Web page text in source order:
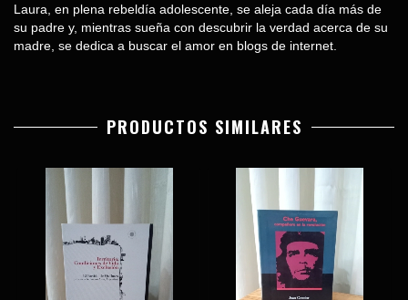
Laura, en plena rebeldía adolescente, se aleja cada día más de
su padre y, mientras sueña con descubrir la verdad acerca de su
madre, se dedica a buscar el amor en blogs de internet.
PRODUCTOS SIMILARES